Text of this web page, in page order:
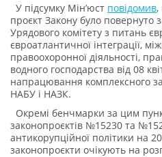
У підсумку Мін’юст повідомив,
проєкт Закону було повернуто
Урядового комітету з питань
євроатлантичної інтеграції,
правоохоронної діяльності,
водного господарства від 08
напрацювання комплексного
НАБУ і НАЗК.
Окремі бенчмарки за цим
законопроєктів №15230 та
антикорупційної політики на
законопроєкти очікують на